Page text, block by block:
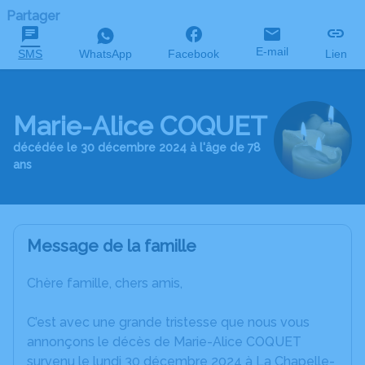
Partager
SMS WhatsApp Facebook E-mail Lien
Marie-Alice COQUET
décédée le 30 décembre 2024 à l'âge de 78
ans
Message de la famille
Chère famille, chers amis,
C’est avec une grande tristesse que nous vous
annonçons le décès de Marie-Alice COQUET
survenu le lundi 30 décembre 2024 à La Chapelle-